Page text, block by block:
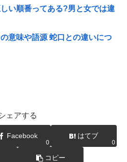
い順番ってある?男と女では違
意味や語源 蛇口との違いにつ
ェアする
Facebook
0
はてブ
0
コピー